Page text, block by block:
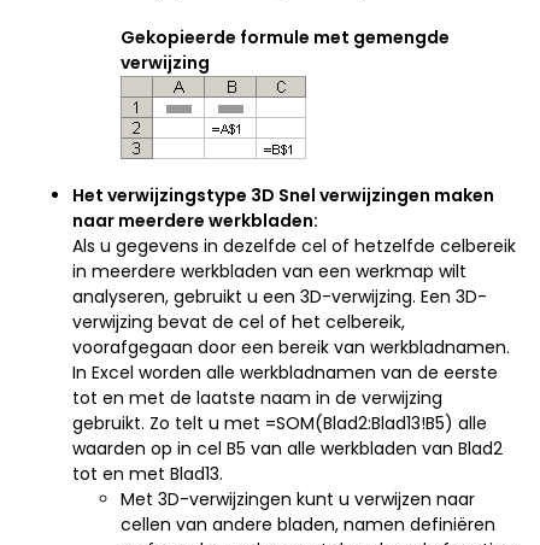
Gekopieerde formule met gemengde
verwijzing
Het verwijzingstype 3D Snel verwijzingen maken
naar meerdere werkbladen:
Als u gegevens in dezelfde cel of hetzelfde celbereik
in meerdere werkbladen van een werkmap wilt
analyseren, gebruikt u een 3D-verwijzing. Een 3D-
verwijzing bevat de cel of het celbereik,
voorafgegaan door een bereik van werkbladnamen.
In Excel worden alle werkbladnamen van de eerste
tot en met de laatste naam in de verwijzing
gebruikt. Zo telt u met =SOM(Blad2:Blad13!B5) alle
waarden op in cel B5 van alle werkbladen van Blad2
tot en met Blad13.
Met 3D-verwijzingen kunt u verwijzen naar
cellen van andere bladen, namen definiëren